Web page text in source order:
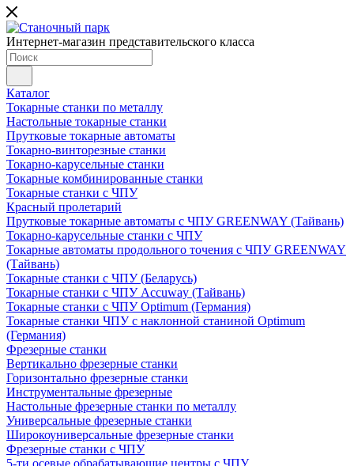
Интернет-магазин представительского класса
Каталог
Токарные станки по металлу
Настольные токарные станки
Прутковые токарные автоматы
Токарно-винторезные станки
Токарно-карусельные станки
Токарные комбинированные станки
Токарные станки с ЧПУ
Красный пролетарий
Прутковые токарные автоматы с ЧПУ GREENWAY (Тайвань)
Токарно-карусельные станки с ЧПУ
Токарные автоматы продольного точения с ЧПУ GREENWAY
(Тайвань)
Токарные станки с ЧПУ (Беларусь)
Токарные станки с ЧПУ Accuway (Тайвань)
Токарные станки с ЧПУ Optimum (Германия)
Токарные станки ЧПУ с наклонной станиной Optimum
(Германия)
Фрезерные станки
Вертикально фрезерные станки
Горизонтально фрезерные станки
Инструментальные фрезерные
Настольные фрезерные станки по металлу
Универсальные фрезерные станки
Широкоуниверсальные фрезерные станки
Фрезерные станки с ЧПУ
5-ти осевые обрабатывающие центры с ЧПУ